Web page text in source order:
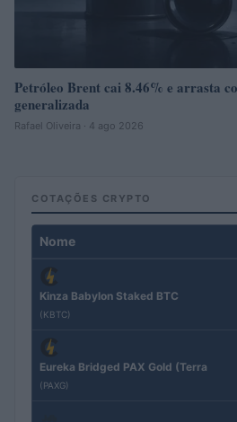
Petróleo Brent cai 8.46% e arrasta
generalizada
Rafael Oliveira · 4 ago 2026
COTAÇÕES CRYPTO
Nome
Kinza Babylon Staked BTC
(KBTC)
Eureka Bridged PAX Gold (Terra
(PAXG)